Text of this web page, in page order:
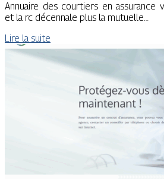
Annuaire des courtiers en assurance
et la rc décennale plus la mutuelle…
Lire la suite